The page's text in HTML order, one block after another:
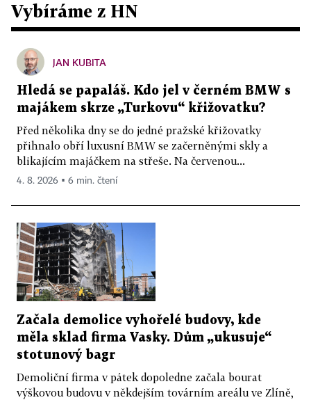
Vybíráme z HN
JAN KUBITA
Hledá se papaláš. Kdo jel v černém BMW s
majákem skrze „Turkovu“ křižovatku?
Před několika dny se do jedné pražské křižovatky
přihnalo obří luxusní BMW se začerněnými skly a
blikajícím majáčkem na střeše. Na červenou...
4. 8. 2026 ▪ 6 min. čtení
Začala demolice vyhořelé budovy, kde
měla sklad firma Vasky. Dům „ukusuje“
stotunový bagr
Demoliční firma v pátek dopoledne začala bourat
výškovou budovu v někdejším továrním areálu ve Zlíně,